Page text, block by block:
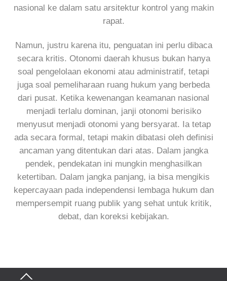
nasional ke dalam satu arsitektur kontrol yang makin
rapat.
Namun, justru karena itu, penguatan ini perlu dibaca
secara kritis. Otonomi daerah khusus bukan hanya
soal pengelolaan ekonomi atau administratif, tetapi
juga soal pemeliharaan ruang hukum yang berbeda
dari pusat. Ketika kewenangan keamanan nasional
menjadi terlalu dominan, janji otonomi berisiko
menyusut menjadi otonomi yang bersyarat. Ia tetap
ada secara formal, tetapi makin dibatasi oleh definisi
ancaman yang ditentukan dari atas. Dalam jangka
pendek, pendekatan ini mungkin menghasilkan
ketertiban. Dalam jangka panjang, ia bisa mengikis
kepercayaan pada independensi lembaga hukum dan
mempersempit ruang publik yang sehat untuk kritik,
debat, dan koreksi kebijakan.
Back